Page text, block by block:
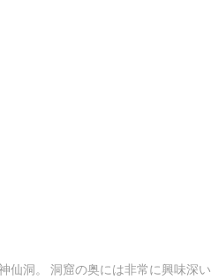
仙洞。 洞窟の奥には非常に興味深い